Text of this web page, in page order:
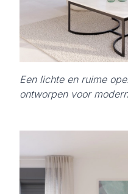
Een lichte en ruime
ontworpen voor